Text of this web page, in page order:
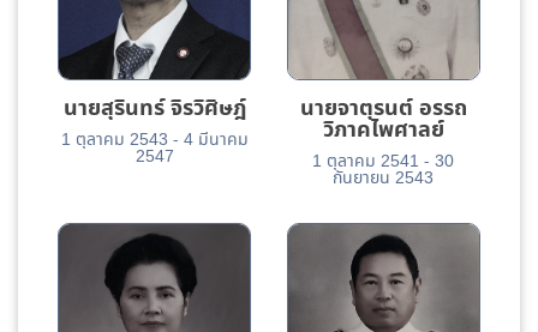
นายสุรินทร์ จิรวิศิษฎ์
1 ตุลาคม 2543 - 4 มีนาคม
2547
นายจาตุรนต์ อรรถ
วิภาคไพศาลย์
1 ตุลาคม 2541 -30
กันยายน 2543